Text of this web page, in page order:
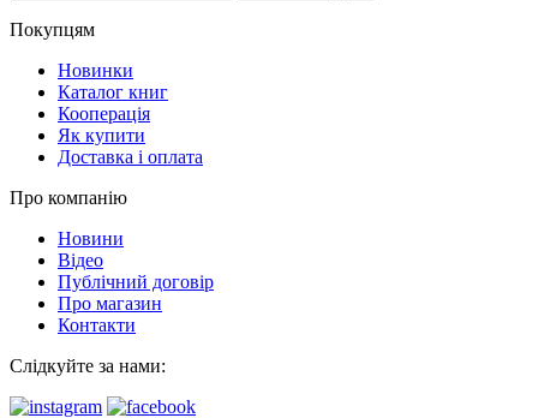
Покупцям
Новинки
Каталог книг
Кооперація
Як купити
Доставка і оплата
Про компанію
Новини
Відео
Публічний договір
Про магазин
Контакти
Слідкуйте за нами: